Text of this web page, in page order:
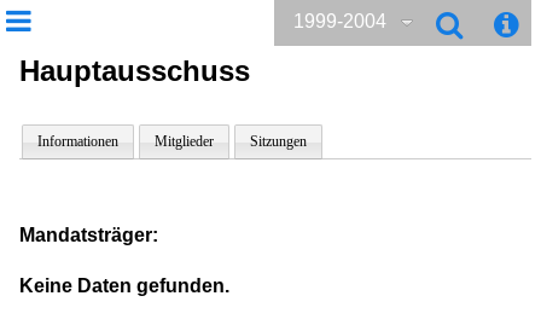
1999-2004
Hauptausschuss
Informationen Mitglieder Sitzungen
Mandatsträger:
Keine Daten gefunden.